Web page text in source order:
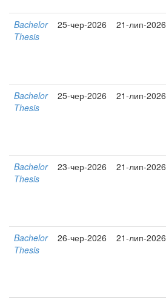
Bachelor
Thesis
25-чер-2026 21-лип-2026
Bachelor
Thesis
25-чер-2026 21-лип-2026
Bachelor
Thesis
23-чер-2026 21-лип-2026
Bachelor
Thesis
26-чер-2026 21-лип-2026